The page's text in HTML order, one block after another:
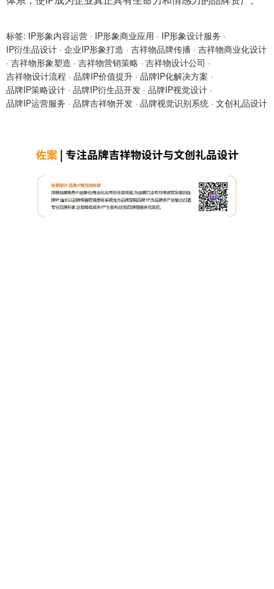
标签: IP形象内容运营 · IP形象商业应用 · IP形象设计服务 ·
IP衍生品设计 · 企业IP形象打造 · 吉祥物品牌传播 · 吉祥物商业化设计
· 吉祥物形象塑造 · 吉祥物营销策略 · 吉祥物设计公司 ·
吉祥物设计流程 · 品牌IP价值提升 · 品牌IP化解决方案 ·
品牌IP策略设计 · 品牌IP衍生品开发 · 品牌IP视觉设计 ·
品牌IP运营服务 · 品牌吉祥物开发 · 品牌视觉识别系统 · 文创礼品设计